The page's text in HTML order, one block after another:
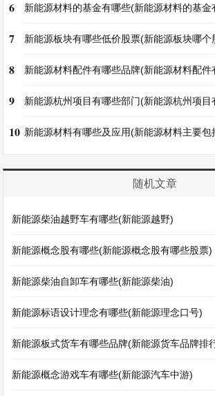
6 新能源材料的基金有哪些(新能源材料的基金
7 新能源板块有哪些低价股票(新能源板块哪个
8 新能源材料配件有哪些品牌(新能源材料配件
9 新能源杭州项目有哪些部门(新能源杭州项目
10 新能源材料有哪些及应用(新能源材料主要包
随机文章
新能源柴油越野车有哪些(新能源越野)
新能源概念股有哪些(新能源概念股有哪些股票)
新能源柴油自卸车有哪些(新能源柴油)
新能源标语设计理念有哪些(新能源理念口号)
新能源板式货车有哪些品牌(新能源货车品牌排
新能源概念游戏车有哪些(新能源汽车中游)